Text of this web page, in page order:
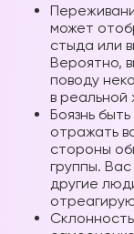
может
стыда или
Вероятно,
поводу
в реальной
Боязнь
отражать
стороны
группы.
другие